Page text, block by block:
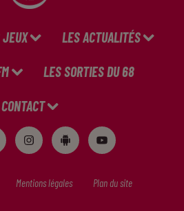
LES ACTUALITÉS
LES SORTIES DU 68
CONTACT
Mentions légales Plan du site